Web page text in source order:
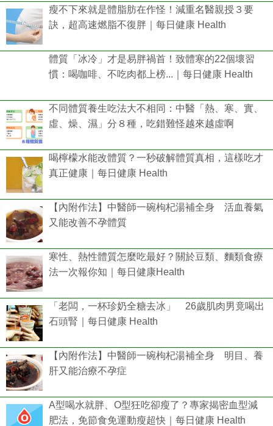
瘦不下來就是體脂肪在作怪！減重名醫親授３要
訣，超高速燃脂不復胖｜每日健康 Health
體質「冰冷」才是易胖禍首！致體寒的22個壞習
慣：喝咖啡、不吃肉都上榜...｜每日健康 Health
不同體質養生吃法大不相同：中醫「熱、寒、實、
虛、燥、濕」分８種，吃錯難怪越來越虛啊
喝檸檬水能改體質？一秒破解體質真相，這樣吃才
真正健康｜每日健康 Health
【內附作法】中醫師一碗枸杞湯補全身 活血養氣
又能改善不孕體質
寒性、熱性體質怎麼吃最好？關於豆類、麵類食療
法一次報你知｜每日健康Health
「老闆，一杯珍奶全糖去冰」 26歲肌肉男竟喝出
石頭腎｜每日健康 Health
【內附作法】中醫師一碗枸杞湯補全身 明目、養
肝又能治療不孕症
A型喝水就胖、O型狂吃卻瘦了？專家揭密血型減
肥法，免節食免運動瘦超快｜每日健康 Health